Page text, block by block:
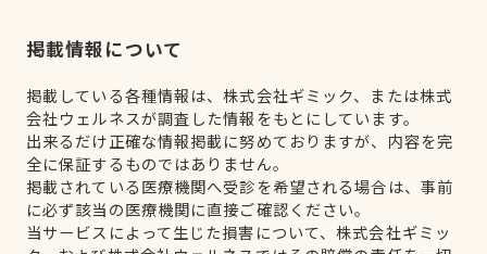
掲載情報について
掲載している各種情報は、株式会社ギミック、または株式
会社ウェルネスが調査した情報をもとにしています。
出来るだけ正確な情報掲載に努めておりますが、内容を完
全に保証するものではありません。
掲載されている医療機関へ受診を希望される場合は、事前
に必ず該当の医療機関に直接ご確認ください。
当サービスによって生じた損害について、株式会社ギミッ